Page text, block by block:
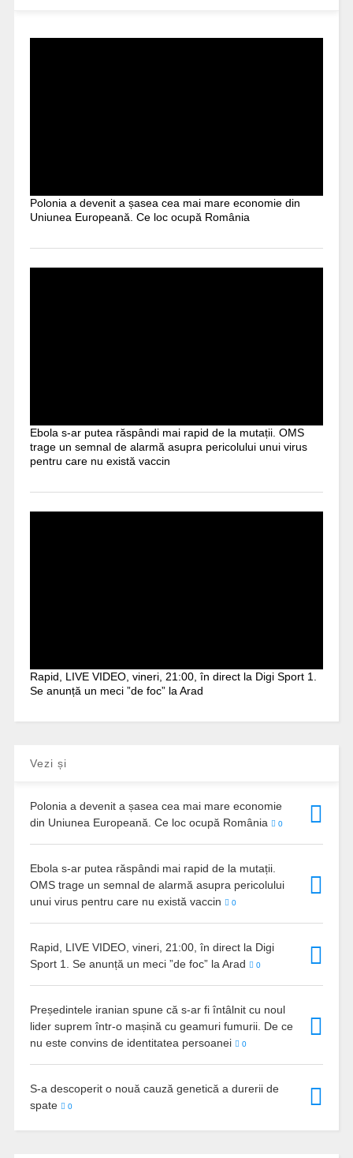
Polonia a devenit a șasea cea mai mare economie din
Uniunea Europeană. Ce loc ocupă România
Ebola s-ar putea răspândi mai rapid de la mutații. OMS
trage un semnal de alarmă asupra pericolului unui virus
pentru care nu există vaccin
Rapid, LIVE VIDEO, vineri, 21:00, în direct la Digi Sport 1.
Se anunță un meci ”de foc” la Arad
Vezi și
Polonia a devenit a șasea cea mai mare economie
din Uniunea Europeană. Ce loc ocupă România
0
Ebola s-ar putea răspândi mai rapid de la mutații.
OMS trage un semnal de alarmă asupra pericolului
unui virus pentru care nu există vaccin
0
Rapid, LIVE VIDEO, vineri, 21:00, în direct la Digi
Sport 1. Se anunță un meci ”de foc” la Arad
0
Președintele iranian spune că s-ar fi întâlnit cu noul
lider suprem într-o mașină cu geamuri fumurii. De ce
nu este convins de identitatea persoanei
0
S-a descoperit o nouă cauză genetică a durerii de
spate
0